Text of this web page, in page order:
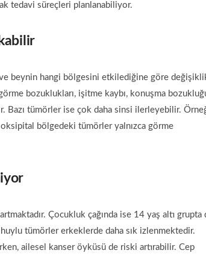
tedavi süreçleri planlanabiliyor.
beynin hangi bölgesini etkilediğine göre
bozuklukları, işitme kaybı, konuşma
Bazı tümörler ise çok daha sinsi ilerleyebilir.
bölgedeki tümörler yalnızca görme
Çocukluk çağında ise 14 yaş altı grupta
tümörler erkeklerde daha sık izlenmektedir.
ailesel kanser öyküsü de riski artırabilir. Cep